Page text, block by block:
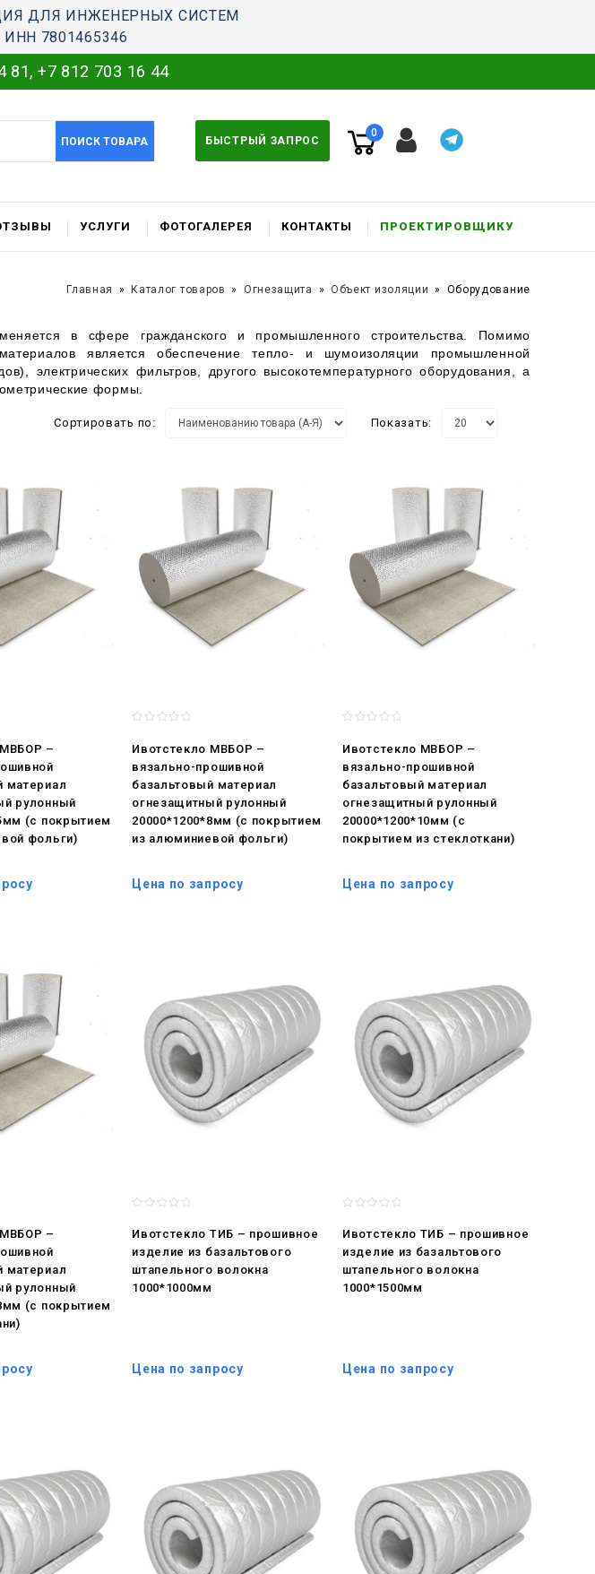
ДЛЯ ИНЖЕНЕРНЫХ СИСТЕМ
7801465346
81, +7 812 703 16 44
ПОИСК ТОВАРА БЫСТРЫЙ ЗАПРОС
0
УСЛУГИ ФОТОГАЛЕРЕЯ КОНТАКТЫ ПРОЕКТИРОВЩИКУ
Главная Каталог товаров Огнезащита Объект изоляции Оборудование
в сфере гражданского и промышленного строительства. Помимо
является обеспечение тепло- и шумоизоляции промышленной
электрических фильтров, другого высокотемпературного оборудования, а
формы.
Сортировать по: Показать:
–
материал
рулонный
(с покрытием
фольги)
Ивотстекло МВБОР –
вязально-прошивной
базальтовый материал
огнезащитный рулонный
20000*1200*8мм (с покрытием
из алюминиевой фольги)
Цена по запросу
Ивотстекло МВБОР –
вязально-прошивной
базальтовый материал
огнезащитный рулонный
20000*1200*10мм (с
покрытием из стеклоткани)
Цена по запросу
–
материал
рулонный
(с покрытием
Ивотстекло ТИБ – прошивное
изделие из базальтового
штапельного волокна
1000*1000мм
Цена по запросу
Ивотстекло ТИБ – прошивное
изделие из базальтового
штапельного волокна
1000*1500мм
Цена по запросу